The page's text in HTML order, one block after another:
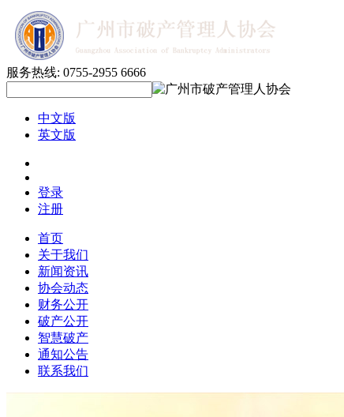
服务热线: 0755-2955 6666
中文版
英文版
登录
注册
首页
关于我们
新闻资讯
协会动态
财务公开
破产公开
智慧破产
通知公告
联系我们